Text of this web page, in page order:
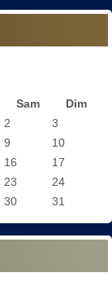
Sam
Dim
2
3
9
10
16
17
23
24
30 31